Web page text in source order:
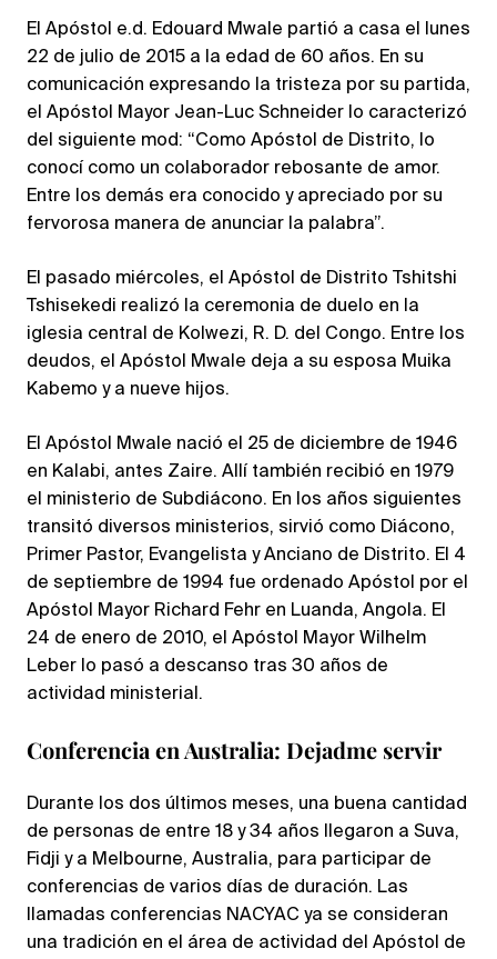
El Apóstol e.d. Edouard Mwale partió a casa el lunes
22 de julio de 2015 a la edad de 60 años. En su
comunicación expresando la tristeza por su partida,
el Apóstol Mayor Jean-Luc Schneider lo caracterizó
del siguiente mod: “Como Apóstol de Distrito, lo
conocí como un colaborador rebosante de amor.
Entre los demás era conocido y apreciado por su
fervorosa manera de anunciar la palabra”.
El pasado miércoles, el Apóstol de Distrito Tshitshi
Tshisekedi realizó la ceremonia de duelo en la
iglesia central de Kolwezi, R. D. del Congo. Entre los
deudos, el Apóstol Mwale deja a su esposa Muika
Kabemo y a nueve hijos.
El Apóstol Mwale nació el 25 de diciembre de 1946
en Kalabi, antes Zaire. Allí también recibió en 1979
el ministerio de Subdiácono. En los años siguientes
transitó diversos ministerios, sirvió como Diácono,
Primer Pastor, Evangelista y Anciano de Distrito. El 4
de septiembre de 1994 fue ordenado Apóstol por el
Apóstol Mayor Richard Fehr en Luanda, Angola. El
24 de enero de 2010, el Apóstol Mayor Wilhelm
Leber lo pasó a descanso tras 30 años de
actividad ministerial.
Conferencia en Australia: Dejadme servir
Durante los dos últimos meses, una buena cantidad
de personas de entre 18 y 34 años llegaron a Suva,
Fidji y a Melbourne, Australia, para participar de
conferencias de varios días de duración. Las
llamadas conferencias NACYAC ya se consideran
una tradición en el área de actividad del Apóstol de